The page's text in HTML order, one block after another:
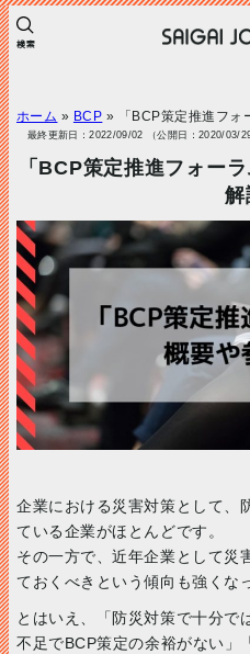
ホーム » BCP » 「BCP策定推進フォ
最終更新日：2022/09/02 （公開日：2020/03/29
「BCP策定推進フォー
解
企業における災害対策として、
ている企業がほとんどです。
その一方で、近年企業として災
ておくべきという傾向も強くな
とはいえ、「防災対策で十分で
不足でBCP策定の余裕がない」